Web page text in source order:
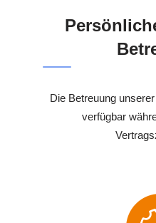
Die Betreuung
verfügbar